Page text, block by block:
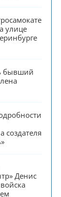
улице
бывший
создателя
Денис